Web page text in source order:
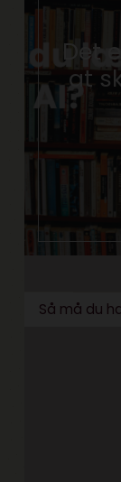
Det
at
Så må du